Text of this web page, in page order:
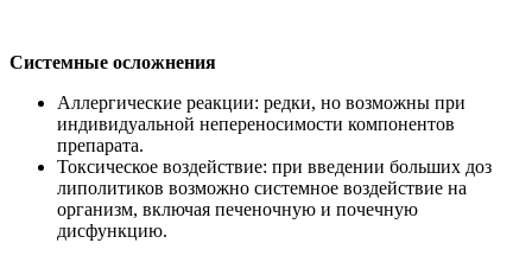
Системные осложнения
Аллергические реакции: редки, но возможны при
индивидуальной непереносимости компонентов
препарата.
Токсическое воздействие: при введении больших доз
липолитиков возможно системное воздействие на
организм, включая печеночную и почечную
дисфункцию.